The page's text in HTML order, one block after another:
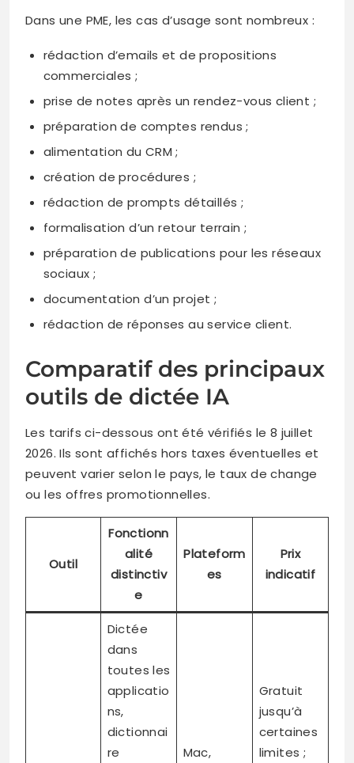
Dans une PME, les cas d’usage sont nombreux :
rédaction d’emails et de propositions
commerciales ;
prise de notes après un rendez-vous client ;
préparation de comptes rendus ;
alimentation du CRM ;
création de procédures ;
rédaction de prompts détaillés ;
formalisation d’un retour terrain ;
préparation de publications pour les réseaux
sociaux ;
documentation d’un projet ;
rédaction de réponses au service client.
Comparatif des principaux
outils de dictée IA
Les tarifs ci-dessous ont été vérifiés le 8 juillet
2026. Ils sont affichés hors taxes éventuelles et
peuvent varier selon le pays, le taux de change
ou les offres promotionnelles.
Outil
Fonctionn
alité
distinctiv
e
Plateform
es
Prix
indicatif
Dictée
dans
toutes les
applicatio
ns,
dictionnai
re
Mac,
Gratuit
jusqu’à
certaines
limites ;